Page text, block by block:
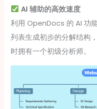
AI 辅助的高效速度
利用 OpenDocs 的 AI 功
列表生成初步的分解结构
时拥有一个初级分析师。